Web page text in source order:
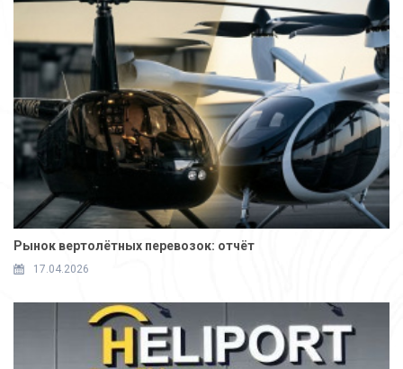
Рынок вертолётных перевозок: отчёт
17.04.2026